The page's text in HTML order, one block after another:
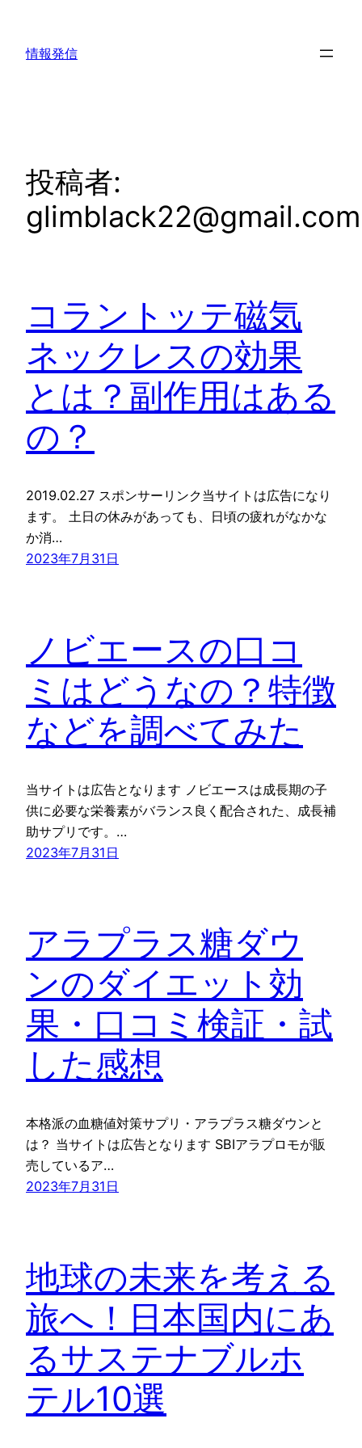
情報発信
投稿者:
glimblack22@gmail.com
コラントッテ磁気
ネックレスの効果
とは？副作用はある
の？
2019.02.27 スポンサーリンク当サイトは広告になり
ます。 土日の休みがあっても、日頃の疲れがなかな
か消…
2023年7月31日
ノビエースの口コ
ミはどうなの？特徴
などを調べてみた
当サイトは広告となります ノビエースは成長期の子
供に必要な栄養素がバランス良く配合された、成長補
助サプリです。…
2023年7月31日
アラプラス糖ダウ
ンのダイエット効
果・口コミ検証・試
した感想
本格派の血糖値対策サプリ・アラプラス糖ダウンと
は？ 当サイトは広告となります SBIアラプロモが販
売しているア…
2023年7月31日
地球の未来を考える
旅へ！日本国内にあ
るサステナブルホ
テル10選